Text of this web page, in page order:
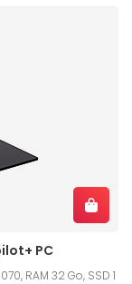
PC
RAM 32 Go, SSD 1